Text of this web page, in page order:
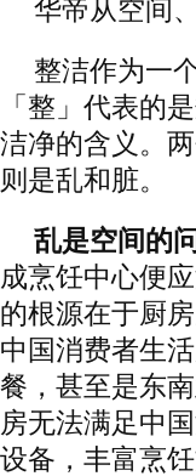
华帝从空间
整洁作为一
「整」代表的
洁净的含义。
则是乱和脏。
乱是空间的
成烹饪中心便
的根源在于厨
中国消费者生
餐，甚至是东
房无法满足中
设备，丰富烹饪